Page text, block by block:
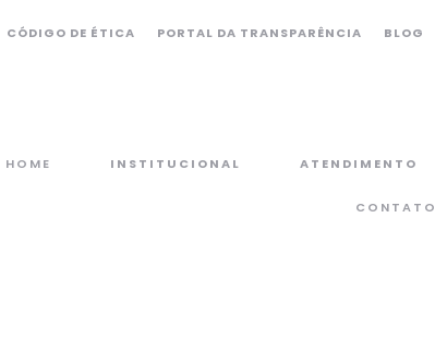
CÓDIGO DE ÉTICA PORTAL DA TRANSPARÊNCIA BLOG
HOME INSTITUCIONAL ATENDIMENTO
CONTATO